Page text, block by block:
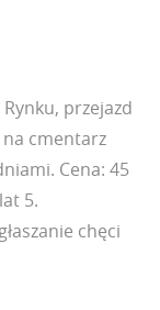
przejazd
cmentarz
Cena: 45
5.
chęci